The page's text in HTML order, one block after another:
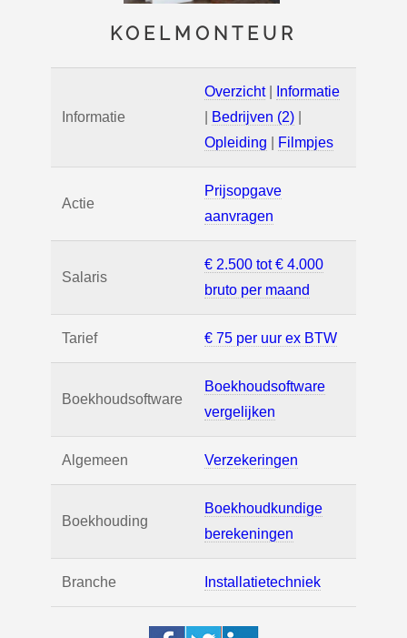
KOELMONTEUR
Informatie
Overzicht|
Informatie
Bedrijven (2)
Opleiding
Filmpjes
Actie
Prijsopgave
aanvragen
Salaris
€ 2.500 tot € 4.000
bruto per maand
Tarief € 75 per uur ex BTW
Boekhoudsoftware
Boekhoudsoftware
vergelijken
Algemeen Verzekeringen
Boekhouding
Boekhoudkundige
berekeningen
Branche Installatietechniek